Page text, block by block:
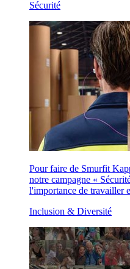
Sécurité
Pour faire de Smurfit
notre campagne «
l'importance de travailler
Inclusion & Diversité